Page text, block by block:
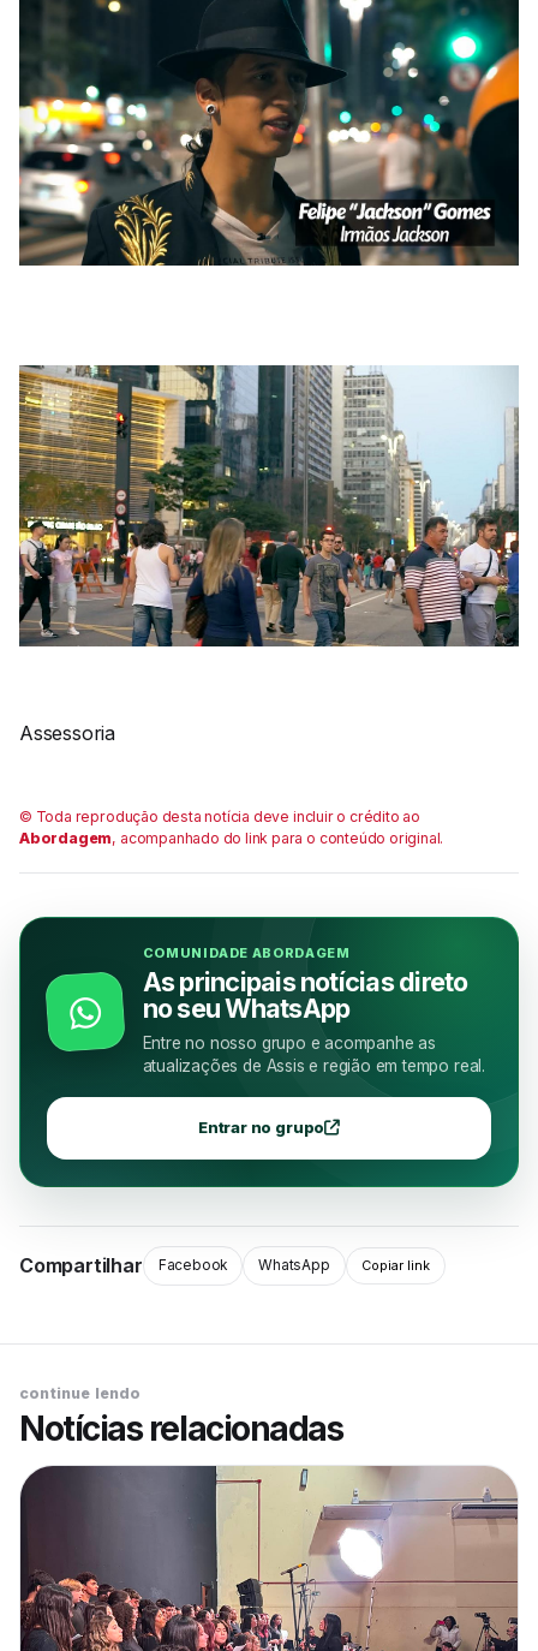
Assessoria
© Toda reprodução desta notícia deve incluir o crédito ao
Abordagem, acompanhado do link para o conteúdo original.
COMUNIDADE ABORDAGEM
As principais notícias direto
no seu WhatsApp
Entre no nosso grupo e acompanhe as
atualizações de Assis e região em tempo real.
Entrar no grupo
Compartilhar Facebook WhatsApp Copiar link
continue lendo
Notícias relacionadas